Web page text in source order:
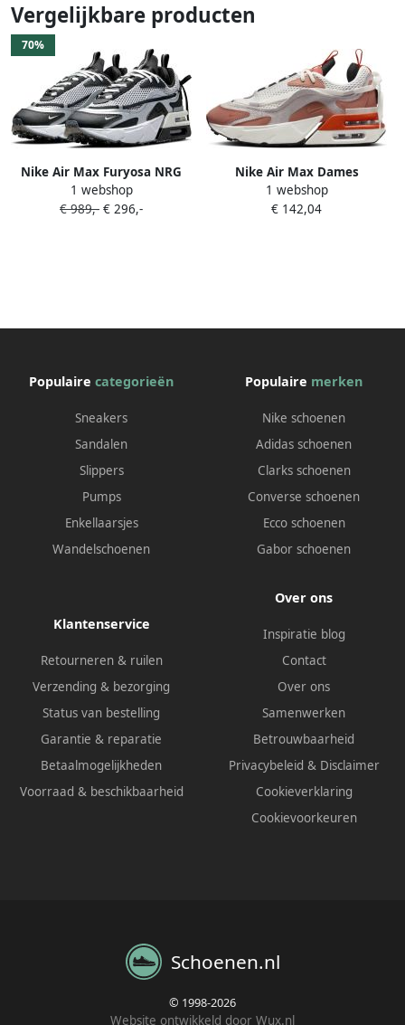
Vergelijkbare producten
70%
Nike Air Max Furyosa NRG
Metallic Silver White Sail
Black- Metallic Silver White
1 webshop
€ 989,- € 296,-
Nike Air Max Dames
Schoenen Wit Maat: 41 Leer
Foot Locker
1 webshop
€ 142,04
Populaire categorieën
Sneakers
Sandalen
Slippers
Pumps
Enkellaarsjes
Wandelschoenen
Populaire merken
Nike schoenen
Adidas schoenen
Clarks schoenen
Converse schoenen
Ecco schoenen
Gabor schoenen
Klantenservice
Retourneren & ruilen
Verzending & bezorging
Status van bestelling
Garantie & reparatie
Betaalmogelijkheden
Voorraad & beschikbaarheid
Over ons
Inspiratie blog
Contact
Over ons
Samenwerken
Betrouwbaarheid
Privacybeleid & Disclaimer
Cookieverklaring
Cookievoorkeuren
Schoenen.nl
© 1998-2026
Website ontwikkeld door Wux.nl